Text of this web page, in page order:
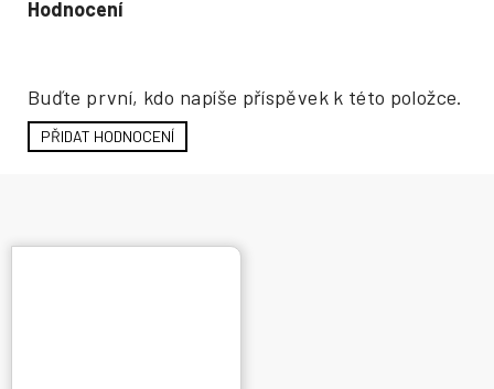
Buďte první, kdo napíše příspěvek k této položce.
PŘIDAT HODNOCENÍ